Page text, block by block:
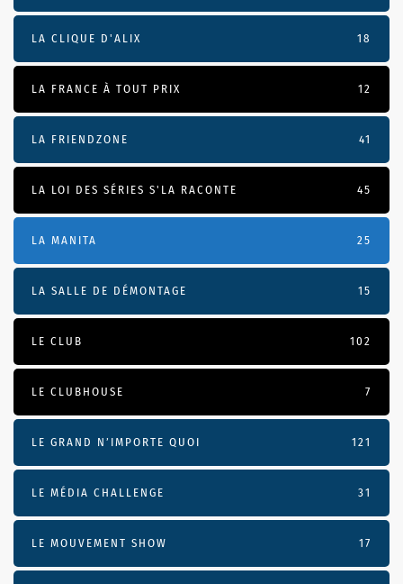
LA CLIQUE D'ALIX 18
LA FRANCE À TOUT PRIX 12
LA FRIENDZONE 41
LA LOI DES SÉRIES S'LA RACONTE 45
LA MANITA 25
LA SALLE DE DÉMONTAGE 15
LE CLUB 102
LE CLUBHOUSE 7
LE GRAND N’IMPORTE QUOI 121
LE MÉDIA CHALLENGE 31
LE MOUVEMENT SHOW 17